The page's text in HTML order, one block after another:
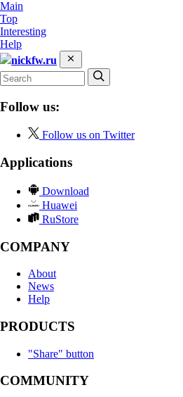
Main
Top
Interesting
Help
nickfw.ru
Follow us:
Follow us on Twitter
Applications
Download
Huawei
RuStore
COMPANY
About
News
Help
PRODUCTS
"Share" button
COMMUNITY